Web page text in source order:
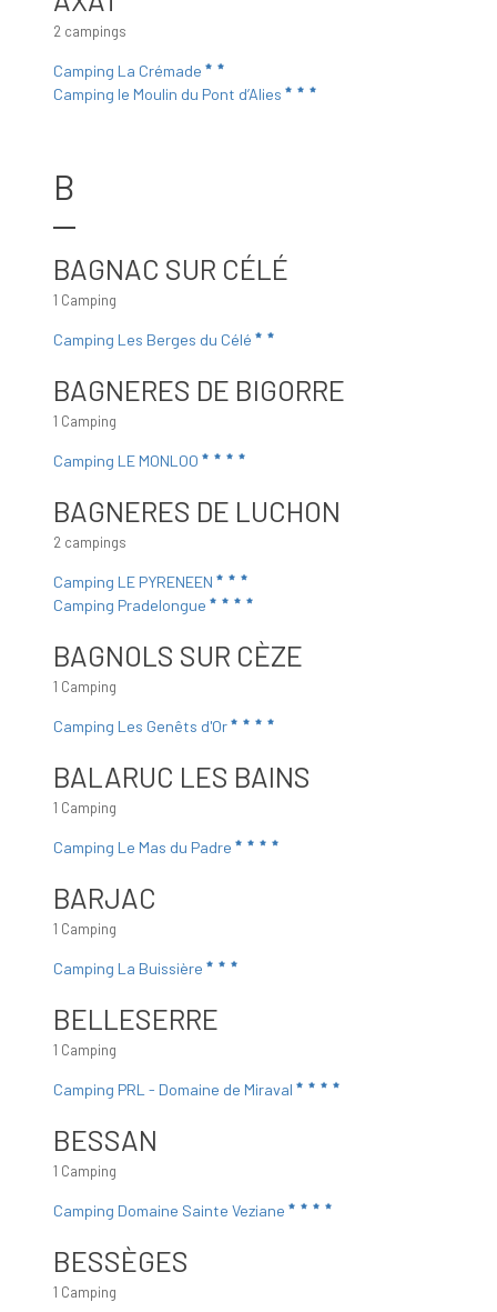
2 campings
Camping La Crémade
Camping le Moulin du Pont d’Alies
B
BAGNAC SUR CÉLÉ
1 Camping
Camping Les Berges du Célé
BAGNERES DE BIGORRE
1 Camping
Camping LE MONLOO
BAGNERES DE LUCHON
2 campings
Camping LE PYRENEEN
Camping Pradelongue
BAGNOLS SUR CÈZE
1 Camping
Camping Les Genêts d'Or
BALARUC LES BAINS
1 Camping
Camping Le Mas du Padre
BARJAC
1 Camping
Camping La Buissière
BELLESERRE
1 Camping
Camping PRL - Domaine de Miraval
BESSAN
1 Camping
Camping Domaine Sainte Veziane
BESSÈGES
1 Camping